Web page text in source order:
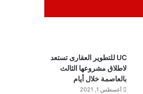
UC للتطوير العقارى تستعد
لاطلاق مشروعها الثالث
بالعاصمة خلال أيام
أغسطس 1, 2021